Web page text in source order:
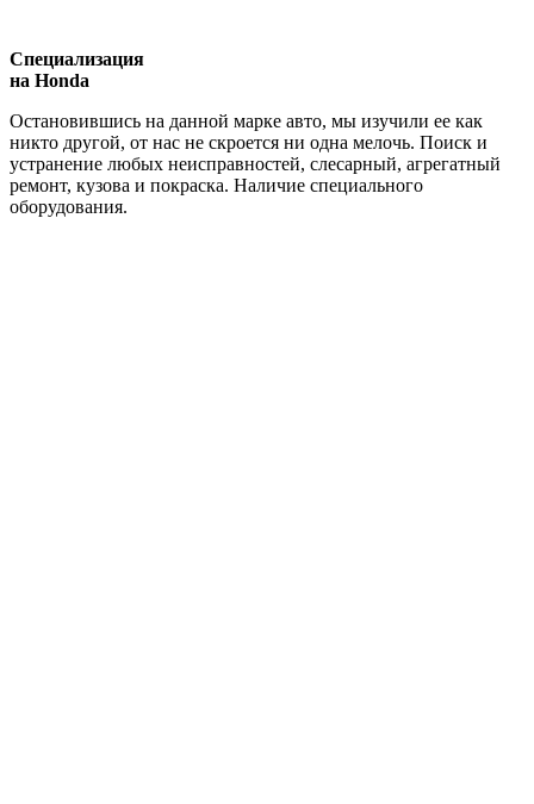
Специализация
на Honda
Остановившись на данной марке авто, мы изучили ее как
никто другой, от нас не скроется ни одна мелочь. Поиск и
устранение любых неисправностей, слесарный, агрегатный
ремонт, кузова и покраска. Наличие специального
оборудования.